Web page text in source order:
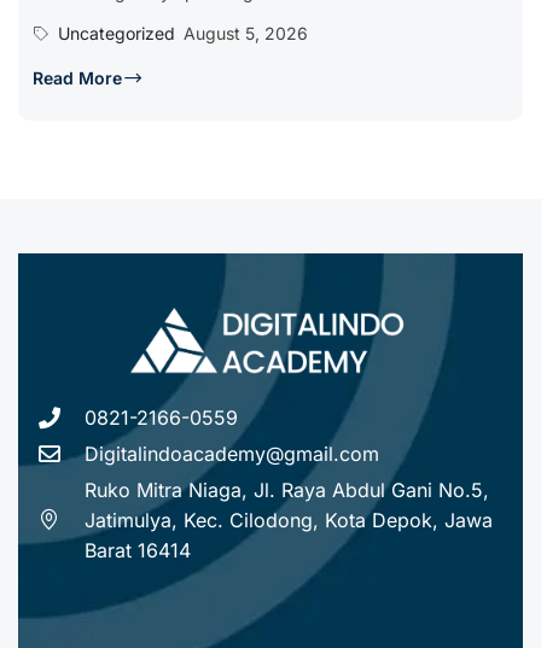
Uncategorized August 5, 2026
Read More
0821-2166-0559
Digitalindoacademy@gmail.com
Ruko Mitra Niaga, Jl. Raya Abdul Gani No.5,
Jatimulya, Kec. Cilodong, Kota Depok, Jawa
Barat 16414